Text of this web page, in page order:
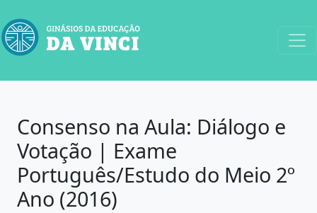
Consenso na Aula: Diálogo e
Votação | Exame
Português/Estudo do Meio 2º
Ano (2016)